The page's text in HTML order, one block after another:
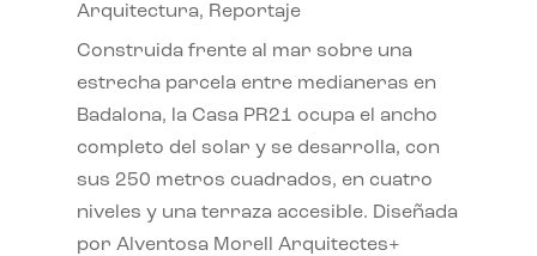
Arquitectura, Reportaje
Construida frente al mar sobre una
estrecha parcela entre medianeras en
Badalona, la Casa PR21 ocupa el ancho
completo del solar y se desarrolla, con
sus 250 metros cuadrados, en cuatro
niveles y una terraza accesible. Diseñada
por Alventosa Morell Arquitectes+